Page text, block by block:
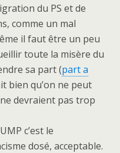
du PS et de
comme un mal
il faut être un peu
toute la misère du
sa part (part a
bien qu’on ne peut
devraient pas trop
c’est le
dosé, acceptable.